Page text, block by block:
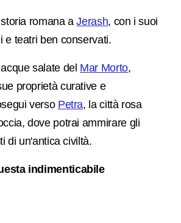
romana aJerash, con i suoi
e teatri ben conservati.
salate del Mar Morto,
proprietà curative e
verso Petra, la città rosa
dove potrai ammirare gli
di un'antica civiltà.
indimenticabile